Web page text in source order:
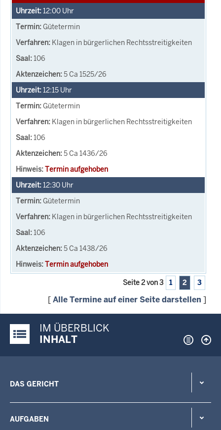
12:00 Uhr
Gütetermin
Klagen in bürgerlichen Rechtsstreitigkeiten
106
5 Ca 1525/26
12:15 Uhr
Gütetermin
Klagen in bürgerlichen Rechtsstreitigkeiten
106
5 Ca 1436/26
Termin aufgehoben
12:30 Uhr
Gütetermin
Klagen in bürgerlichen Rechtsstreitigkeiten
106
5 Ca 1438/26
Termin aufgehoben
Seite 2 von 3 1 2 3
[Alle Termine auf einer Seite darstellen ]
Justiz-Portal im Überblick:
IM ÜBERBLICK
INHALT
DAS GERICHT
AUFGABEN